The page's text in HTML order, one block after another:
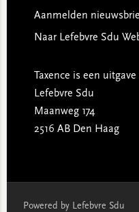
Aanmelden
Naar Lefebvre Sdu
Taxence is een uitgave
Lefebvre Sdu
Maanweg 174
2516 AB Den Haag
Powered by Lefebvre Sdu